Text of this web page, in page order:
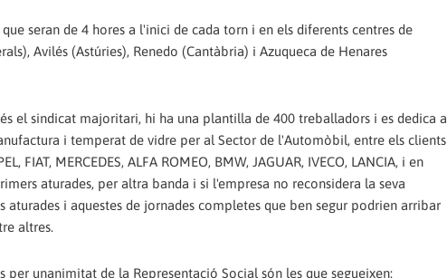
seran de 4 hores a l'inici de cada torn i en els diferents centres de
Avilés (Astúries), Renedo (Cantàbria) i Azuqueca de Henares
el sindicat majoritari, hi ha una plantilla de 400 treballadors i es dedica a
i temperat de vidre per al Sector de l'Automòbil, entre els clients
FIAT, MERCEDES, ALFA ROMEO, BMW, JAGUAR, IVECO, LANCIA, i en
aturades, per altra banda i si l'empresa no reconsidera la seva
i aquestes de jornades completes que ben segur podrien arribar
altres.
per unanimitat de la Representació Social són les que segueixen: